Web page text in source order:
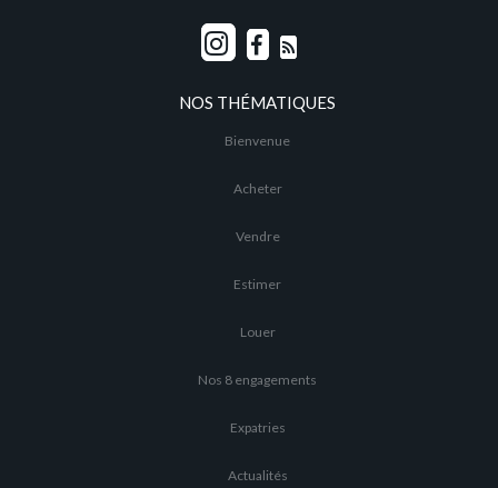
NOS THÉMATIQUES
Bienvenue
Acheter
Vendre
Estimer
Louer
Nos 8 engagements
Expatries
Actualités